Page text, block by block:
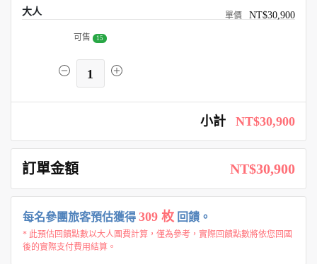
大人 NT$30,900
可售 15
1
小計 NT$30,900
訂單金額 NT$30,900
每名參團旅客預估獲得 309 枚 回饋。
* 此預估回饋點數以大人團費計算，僅為參考，實際回饋點數將依您回國
後的實際支付費用結算。